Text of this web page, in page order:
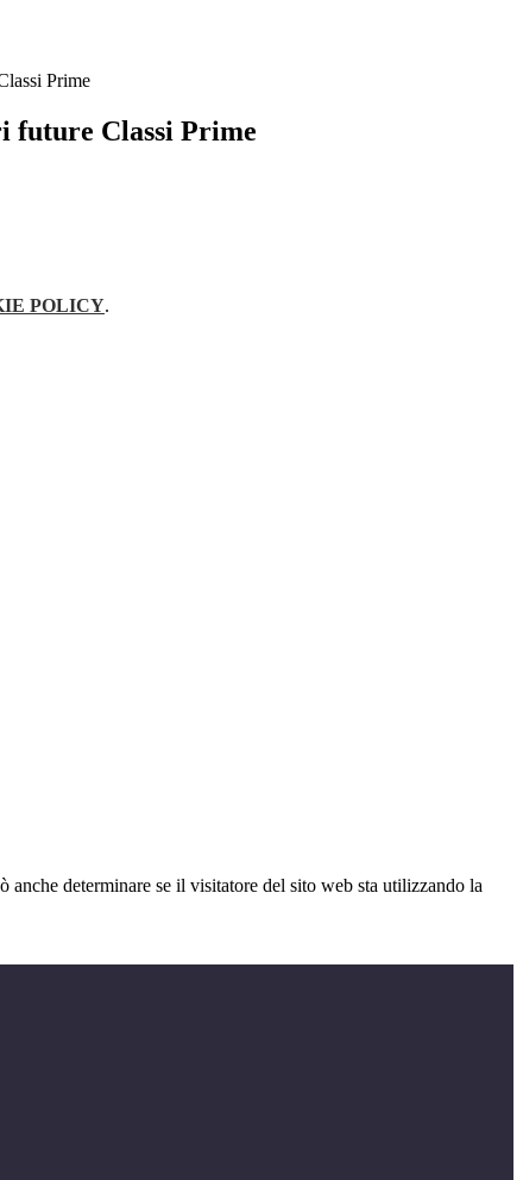
Prime
future Classi Prime
POLICY.
determinare se il visitatore del sito web sta utilizzando la